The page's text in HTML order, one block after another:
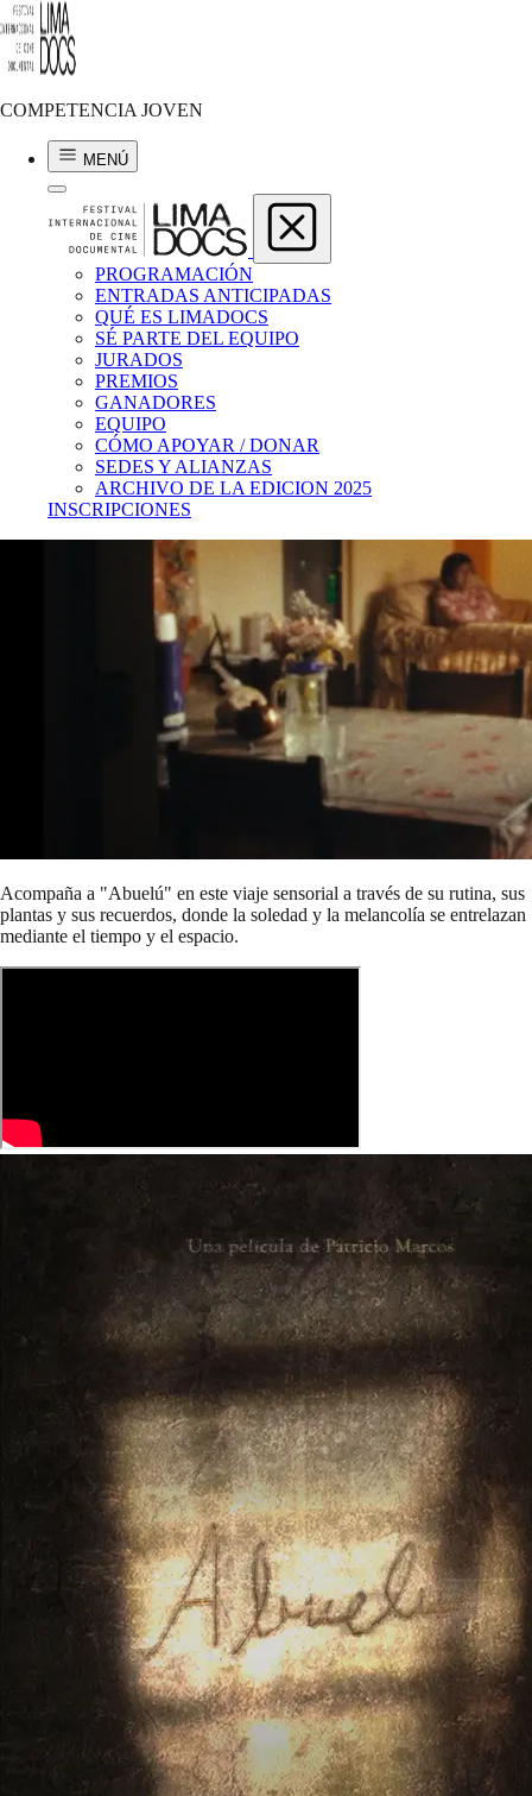
COMPETENCIA JOVEN
MENÚ
PROGRAMACIÓN
ENTRADAS ANTICIPADAS
QUÉ ES LIMADOCS
SÉ PARTE DEL EQUIPO
JURADOS
PREMIOS
GANADORES
EQUIPO
CÓMO APOYAR / DONAR
SEDES Y ALIANZAS
ARCHIVO DE LA EDICION 2025
INSCRIPCIONES
Patricio Marcos
ABUELÚ
2025 | 7 min | Perú
Acompaña a "Abuelú" en este viaje sensorial a través de su rutina, sus
plantas y sus recuerdos, donde la soledad y la melancolía se entrelazan
mediante el tiempo y el espacio.